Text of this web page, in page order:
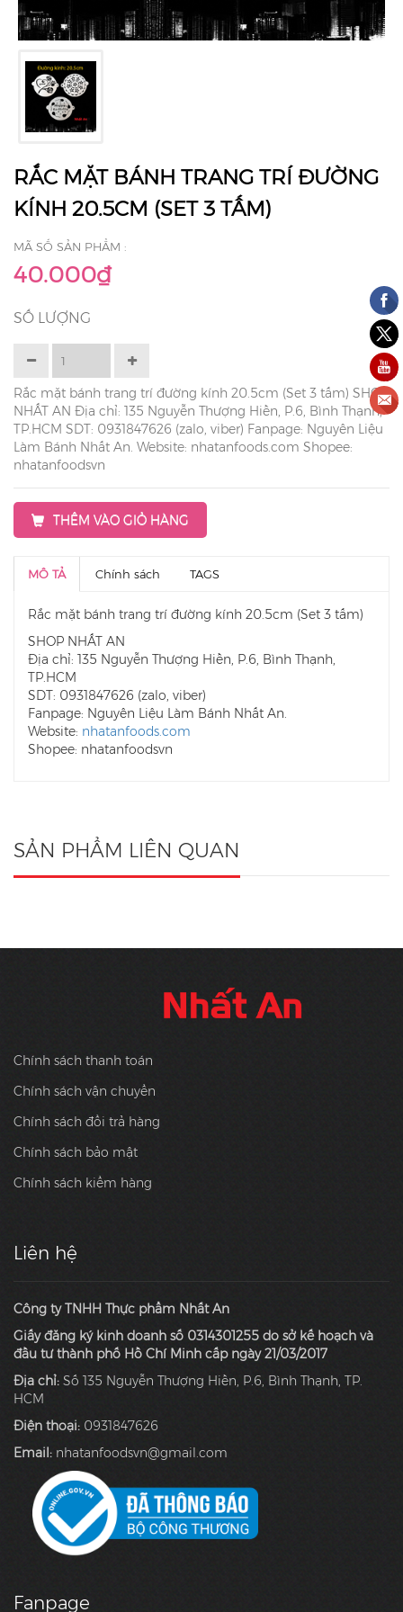
RẮC MẶT BÁNH TRANG TRÍ ĐƯỜNG
KÍNH 20.5CM (SET 3 TẤM)
MÃ SỐ SẢN PHẨM :
40.000₫
SỐ LƯỢNG
Rắc mặt bánh trang trí đường kính 20.5cm (Set 3 tấm) SHOP
NHẤT AN Địa chỉ: 135 Nguyễn Thượng Hiền, P.6, Bình Thạnh,
TP.HCM SDT: 0931847626 (zalo, viber) Fanpage: Nguyên Liệu
Làm Bánh Nhất An. Website: nhatanfoods.com Shopee:
nhatanfoodsvn
THÊM VÀO GIỎ HÀNG
MÔ TẢ Chính sách TAGS
Rắc mặt bánh trang trí đường kính 20.5cm (Set 3 tấm)
SHOP NHẤT AN
Địa chỉ: 135 Nguyễn Thượng Hiền, P.6, Bình Thạnh,
TP.HCM
SDT: 0931847626 (zalo, viber)
Fanpage: Nguyên Liệu Làm Bánh Nhất An.
Website: nhatanfoods.com
Shopee: nhatanfoodsvn
SẢN PHẨM LIÊN QUAN
Chính sách thanh toán
Chính sách vận chuyển
Chính sách đổi trả hàng
Chính sách bảo mật
Chính sách kiểm hàng
Liên hệ
Công ty TNHH Thực phẩm Nhất An
Giấy đăng ký kinh doanh số 0314301255 do sở kế hoạch và
đầu tư thành phố Hồ Chí Minh cấp ngày 21/03/2017
Địa chỉ: Số 135 Nguyễn Thượng Hiền, P.6, Bình Thạnh, TP.
HCM
Điện thoại: 0931847626
Email: nhatanfoodsvn@gmail.com
Fanpage